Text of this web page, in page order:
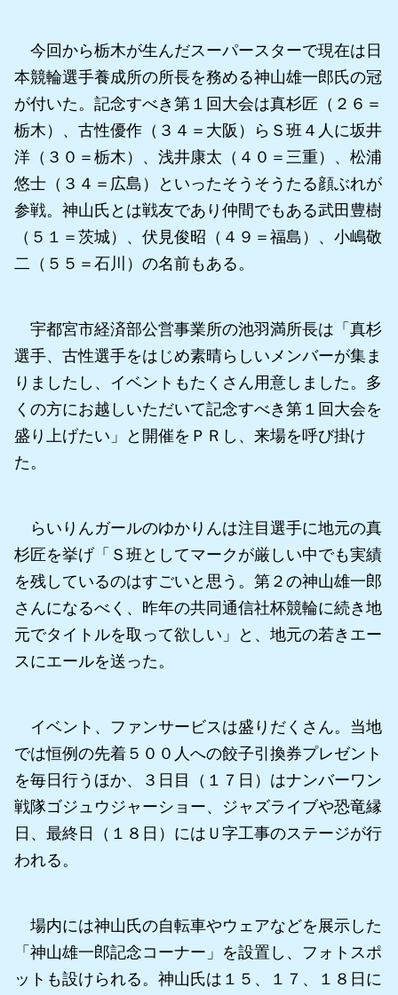
今回から栃木が生んだスーパースターで現在は日
本競輪選手養成所の所長を務める神山雄一郎氏の冠
が付いた。記念すべき第１回大会は真杉匠（２６＝
栃木）、古性優作（３４＝大阪）らＳ班４人に坂井
洋（３０＝栃木）、浅井康太（４０＝三重）、松浦
悠士（３４＝広島）といったそうそうたる顔ぶれが
参戦。神山氏とは戦友であり仲間でもある武田豊樹
（５１＝茨城）、伏見俊昭（４９＝福島）、小嶋敬
二（５５＝石川）の名前もある。
宇都宮市経済部公営事業所の池羽満所長は「真杉
選手、古性選手をはじめ素晴らしいメンバーが集ま
りましたし、イベントもたくさん用意しました。多
くの方にお越しいただいて記念すべき第１回大会を
盛り上げたい」と開催をＰＲし、来場を呼び掛け
た。
らいりんガールのゆかりんは注目選手に地元の真
杉匠を挙げ「Ｓ班としてマークが厳しい中でも実績
を残しているのはすごいと思う。第２の神山雄一郎
さんになるべく、昨年の共同通信社杯競輪に続き地
元でタイトルを取って欲しい」と、地元の若きエー
スにエールを送った。
イベント、ファンサービスは盛りだくさん。当地
では恒例の先着５００人への餃子引換券プレゼント
を毎日行うほか、３日目（１７日）はナンバーワン
戦隊ゴジュウジャーショー、ジャズライブや恐竜縁
日、最終日（１８日）にはＵ字工事のステージが行
われる。
場内には神山氏の自転車やウェアなどを展示した
「神山雄一郎記念コーナー」を設置し、フォトスポ
ットも設けられる。神山氏は１５、１７、１８日に